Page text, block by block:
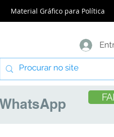
Material Gráfico para Política